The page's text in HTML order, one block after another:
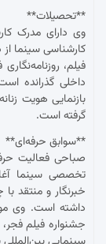
**تحصیلات**
وی دارای مدرک
کارشناسی سینما
فیلم،
داخلی گذرانده
بازنمایی هویت
گرفته است.
**سوابق حرفه‌ای**
تخصصی سینما
خبرنگار و منتقد
داشته است. وی
جشنواره فیلم فجر،